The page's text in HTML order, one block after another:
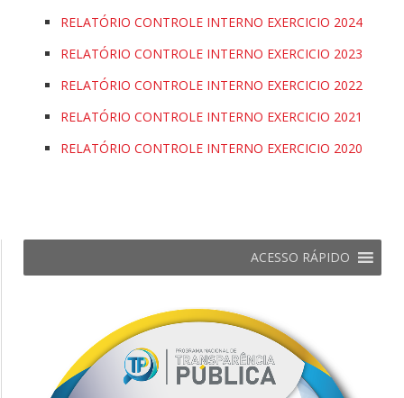
RELATÓRIO CONTROLE INTERNO EXERCICIO 2024
RELATÓRIO CONTROLE INTERNO EXERCICIO 2023
RELATÓRIO CONTROLE INTERNO EXERCICIO 2022
RELATÓRIO CONTROLE INTERNO EXERCICIO 2021
RELATÓRIO CONTROLE INTERNO EXERCICIO 2020
ACESSO RÁPIDO